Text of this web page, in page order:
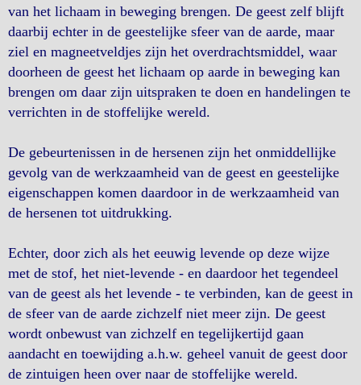
van het lichaam in beweging brengen. De geest zelf blijft
daarbij echter in de geestelijke sfeer van de aarde, maar
ziel en magneetveldjes zijn het overdrachtsmiddel, waar
doorheen de geest het lichaam op aarde in beweging kan
brengen om daar zijn uitspraken te doen en handelingen te
verrichten in de stoffelijke wereld.
De gebeurtenissen in de hersenen zijn het onmiddellijke
gevolg van de werkzaamheid van de geest en geestelijke
eigenschappen komen daardoor in de werkzaamheid van
de hersenen tot uitdrukking.
Echter, door zich als het eeuwig levende op deze wijze
met de stof, het niet-levende - en daardoor het tegendeel
van de geest als het levende - te verbinden, kan de geest in
de sfeer van de aarde zichzelf niet meer zijn. De geest
wordt onbewust van zichzelf en tegelijkertijd gaan
aandacht en toewijding a.h.w. geheel vanuit de geest door
de zintuigen heen over naar de stoffelijke wereld.